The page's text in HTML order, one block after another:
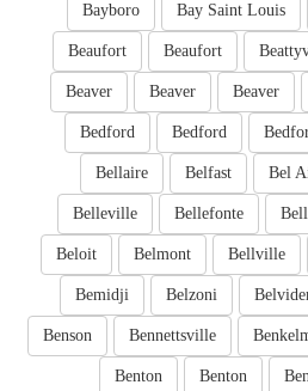
Bay Saint Louis
Bayboro
Beaufort
Beaufort
Beaver
Beaver
Beaver
Bedford
Bedford
Bel
Belfast
Bellaire
Bellefonte
Belleville
Bellville
Belmont
Beloit
Belzoni
Bemidji
Bennettsville
Benson
Benton
Benton